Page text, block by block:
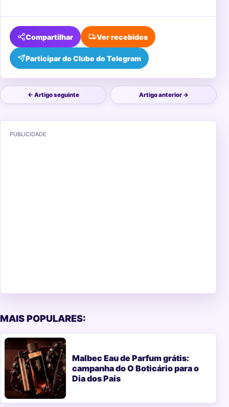
Compartilhar
Participar do Clube do Telegram
Ver recebidos
← Artigo seguinte Artigo anterior →
PUBLICIDADE
MAIS POPULARES:
Malbec Eau de Parfum grátis:
campanha do O Boticário para o
Dia dos Pais